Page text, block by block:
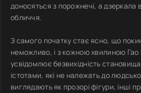
доносяться з порожнечі, а дзеркала
обличчя.
З самого початку стає ясно, що
неможливо, і з кожною хвилиною Гао
усвідомлює безвихідність
істотами, які не належать до
виглядають як прозорі фігури, інші